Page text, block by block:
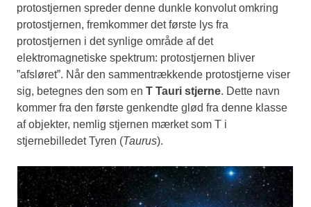
protostjernen spreder denne dunkle konvolut omkring
protostjernen, fremkommer det første lys fra
protostjernen i det synlige område af det
elektromagnetiske spektrum: protostjernen bliver
”afsløret”. Når den sammentrækkende protostjerne viser
sig, betegnes den som en T Tauri stjerne. Dette navn
kommer fra den første genkendte glød fra denne klasse
af objekter, nemlig stjernen mærket som T i
stjernebilledet Tyren (Taurus).